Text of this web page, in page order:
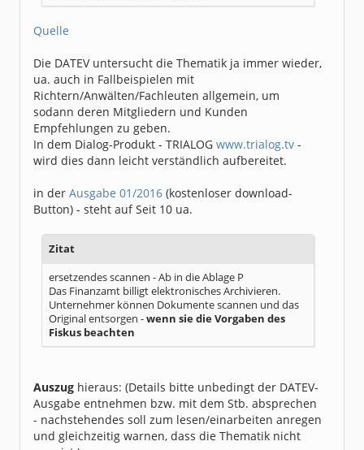
Quelle
Die DATEV untersucht die Thematik ja immer wieder,
ua. auch in Fallbeispielen mit
Richtern/Anwälten/Fachleuten allgemein, um
sodann deren Mitgliedern und Kunden
Empfehlungen zu geben.
In dem Dialog-Produkt - TRIALOG www.trialog.tv -
wird dies dann leicht verständlich aufbereitet.
in der Ausgabe 01/2016 (kostenloser download-
Button) - steht auf Seit 10 ua.
Zitat
ersetzendes scannen - Ab in die Ablage P
Das Finanzamt billigt elektronisches Archivieren.
Unternehmer können Dokumente scannen und das
Original entsorgen -wenn sie die Vorgaben des
Fiskus beachten
Auszug hieraus: (Details bitte unbedingt der DATEV-
Ausgabe entnehmen bzw. mit dem Stb. absprechen
- nachstehendes soll zum lesen/einarbeiten anregen
und gleichzeitig warnen, dass die Thematik nicht